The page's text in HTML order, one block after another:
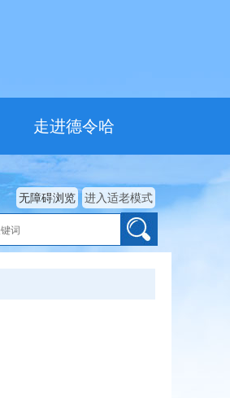
走进德令哈
进入适老模式
无障碍浏览